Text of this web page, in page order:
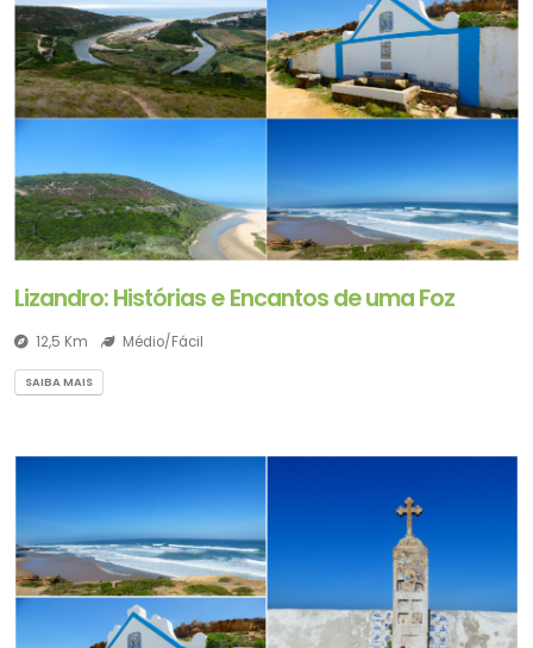
Lizandro: Histórias e Encantos de uma Foz
12,5 Km Médio/Fácil
SAIBA MAIS